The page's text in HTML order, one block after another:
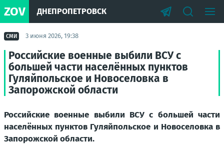
ZOV ДНЕПРОПЕТРОВСК
СМИ 3 июня 2026, 19:38
Российские военные выбили ВСУ с
большей части населённых пунктов
Гуляйпольское и Новоселовка в
Запорожской области
Российские военные выбили ВСУ с большей части
населённых пунктов Гуляйпольское и Новоселовка в
Запорожской области.